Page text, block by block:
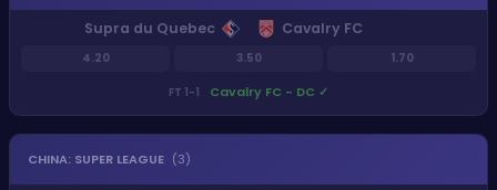
Supra du Quebec
4.20 3.50 1.70
Cavalry FC
FT 1-1 Cavalry FC - DC ✓
CHINA: SUPER LEAGUE (3)